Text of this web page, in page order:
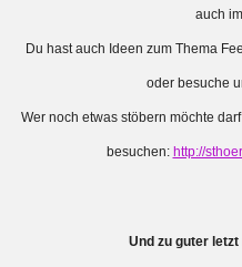
auch
Du hast auch Ideen zum Thema
oder besuche
Wer noch etwas stöbern möchte
besuchen: http://
Und zu guter